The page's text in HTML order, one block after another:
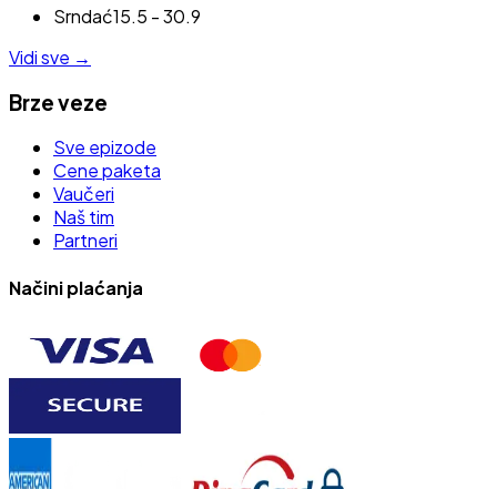
Srndać15.5 - 30.9
Vidi sve →
Brze veze
Sve epizode
Cene paketa
Vaučeri
Naš tim
Partneri
Načini plaćanja